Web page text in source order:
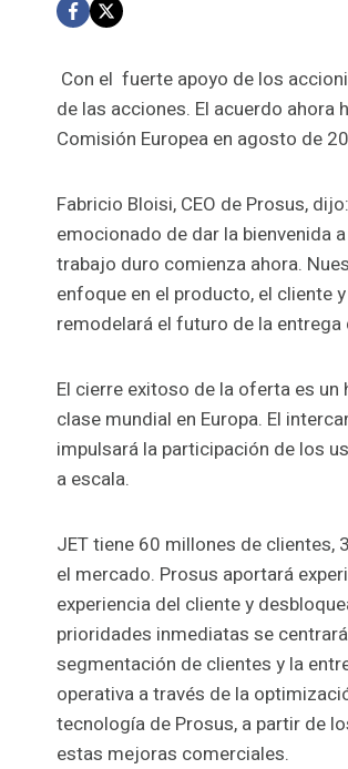
Con el fuerte apoyo de los
de las acciones. El acuerdo
Comisión Europea en agosto de
Fabricio Bloisi, CEO de Prosus,
emocionado de dar la bienvenida
trabajo duro comienza ahora.
enfoque en el producto, el cliente
remodelará el futuro de la entrega
El cierre exitoso de la oferta es
clase mundial en Europa. El
impulsará la participación de los
a escala.
JET tiene 60 millones de clientes,
el mercado. Prosus aportará
experiencia del cliente y
prioridades inmediatas se
segmentación de clientes y la
operativa a través de la
tecnología de Prosus, a partir de
estas mejoras comerciales.